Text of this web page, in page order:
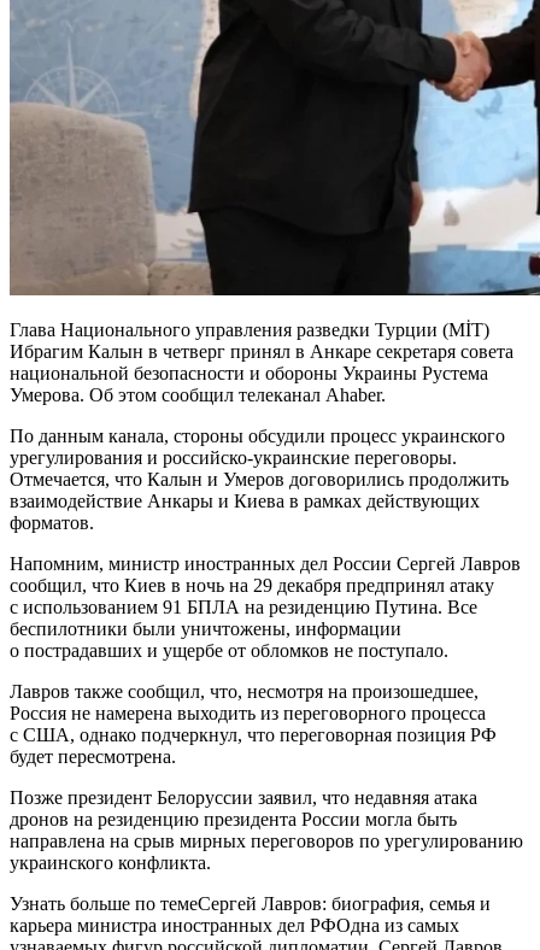
Глава Национального управления разведки Турции (MİT)
Ибрагим Калын в четверг принял в Анкаре секретаря совета
национальной безопасности и обороны Украины Рустема
Умерова. Об этом сообщил телеканал Ahaber.
По данным канала, стороны обсудили процесс украинского
урегулирования и российско-украинские переговоры.
Отмечается, что Калын и Умеров договорились продолжить
взаимодействие Анкары и Киева в рамках действующих
форматов.
Напомним, министр иностранных дел России Сергей Лавров
сообщил, что Киев в ночь на 29 декабря предпринял атаку
с использованием 91 БПЛА на резиденцию Путина. Все
беспилотники были уничтожены, информации
о пострадавших и ущербе от обломков не поступало.
Лавров также сообщил, что, несмотря на произошедшее,
Россия не намерена выходить из переговорного процесса
с США, однако подчеркнул, что переговорная позиция РФ
будет пересмотрена.
Позже президент Белоруссии заявил, что недавняя атака
дронов на резиденцию президента России могла быть
направлена на срыв мирных переговоров по урегулированию
украинского конфликта.
Узнать больше по темеСергей Лавров: биография, семья и
карьера министра иностранных дел РФОдна из самых